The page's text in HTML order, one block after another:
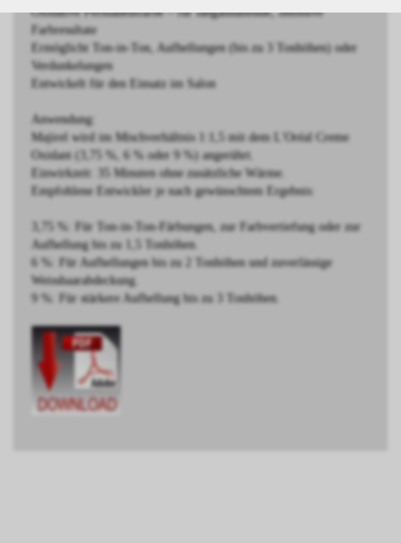
Oxidative Permanentfarbe – für langanhaltende, intensive
Farbresultate
Ermöglicht Ton-in-Ton, Aufhellungen (bis zu 3 Tonhöhen) oder
Verdunkelungen
Entwickelt für den Einsatz im Salon
Anwendung:
Majirel wird im Mischverhältnis 1:1,5 mit dem L'Oréal Creme
Oxidant (3,75 %, 6 % oder 9 %) angerührt.
Einwirkzeit: 35 Minuten ohne zusätzliche Wärme.
Empfohlene Entwickler je nach gewünschtem Ergebnis:
3,75 %: Für Ton-in-Ton-Färbungen, zur Farbvertiefung oder zur
Aufhellung bis zu 1,5 Tonhöhen.
6 %: Für Aufhellungen bis zu 2 Tonhöhen und zuverlässige
Weisshaarabdeckung.
9 %: Für stärkere Aufhellung bis zu 3 Tonhöhen.